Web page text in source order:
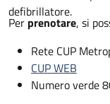
defibrillatore.
Per prenotare, si
Rete CUP
CUP WEB
Numero verde